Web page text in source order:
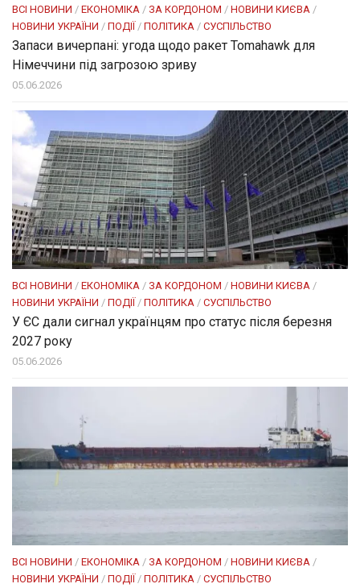
ВСІ НОВИНИ / ЕКОНОМІКА / ЗА КОРДОНОМ / НОВИНИ КИЄВА /
НОВИНИ УКРАЇНИ / ПОДІЇ / ПОЛІТИКА / СУСПІЛЬСТВО
Запаси вичерпані: угода щодо ракет Tomahawk для
Німеччини під загрозою зриву
05.06.2026
ВСІ НОВИНИ / ЕКОНОМІКА / ЗА КОРДОНОМ / НОВИНИ КИЄВА /
НОВИНИ УКРАЇНИ / ПОДІЇ / ПОЛІТИКА / СУСПІЛЬСТВО
У ЄС дали сигнал українцям про статус після березня
2027 року
05.06.2026
ВСІ НОВИНИ / ЕКОНОМІКА / ЗА КОРДОНОМ / НОВИНИ КИЄВА /
НОВИНИ УКРАЇНИ / ПОДІЇ / ПОЛІТИКА / СУСПІЛЬСТВО